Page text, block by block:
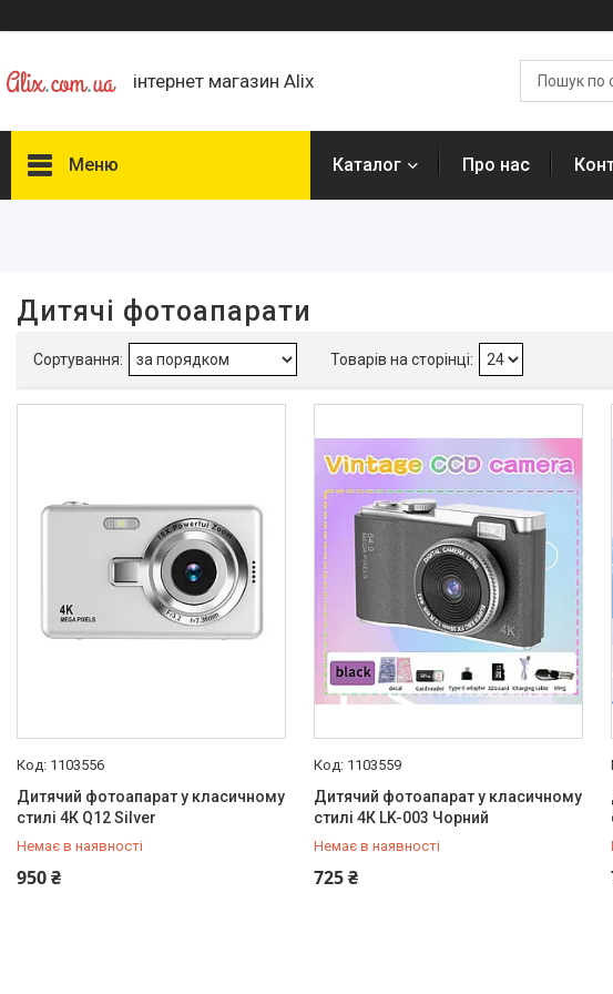
інтернет магазин Alix
Меню
Колір
Рожевий 1
Сірий 1
Каталог Про нас
Дитячі фотоапарати
1103556
Дитячий фотоапарат у класичному
стилі 4К Q12 Silver
Немає в наявності
950 ₴
+380 (99) 251-91-55
1103559
Дитячий фотоапарат у класичному
стилі 4К LK-003 Чорний
Немає в наявності
725 ₴
+380 (99) 251-91-55